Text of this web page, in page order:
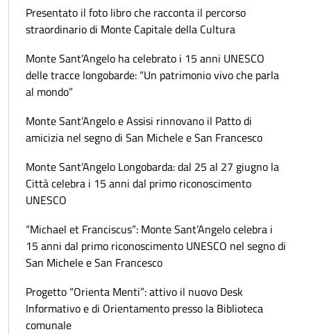
Presentato il foto libro che racconta il percorso
straordinario di Monte Capitale della Cultura
Monte Sant’Angelo ha celebrato i 15 anni UNESCO
delle tracce longobarde: “Un patrimonio vivo che parla
al mondo”
Monte Sant’Angelo e Assisi rinnovano il Patto di
amicizia nel segno di San Michele e San Francesco
Monte Sant’Angelo Longobarda: dal 25 al 27 giugno la
Città celebra i 15 anni dal primo riconoscimento
UNESCO
“Michael et Franciscus”: Monte Sant’Angelo celebra i
15 anni dal primo riconoscimento UNESCO nel segno di
San Michele e San Francesco
Progetto “Orienta Menti”: attivo il nuovo Desk
Informativo e di Orientamento presso la Biblioteca
comunale